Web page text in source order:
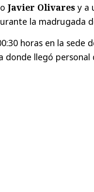
Javier Olivares y a
la madrugada
horas en la sede
llegó personal